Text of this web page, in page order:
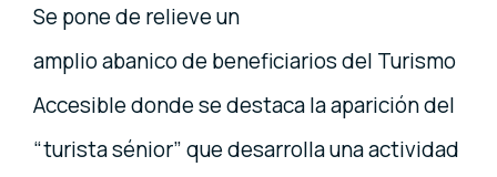
Se pone de relieve un
amplio abanico de beneficiarios del Turismo
Accesible donde se destaca la aparición del
“turista sénior” que desarrolla una actividad